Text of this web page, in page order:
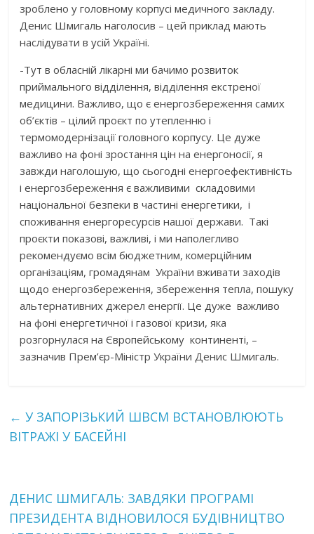
зроблено у головному корпусі медичного закладу.
Денис Шмигаль наголосив – цей приклад мають
наслідувати в усій Україні.
-Тут в обласній лікарні ми бачимо розвиток
приймального відділення, відділення екстреної
медицини. Важливо, що є енергозбереження самих
об’єктів – цілий проєкт по утепленню і
термомодернізації головного корпусу. Це дуже
важливо на фоні зростання цін на енергоносії, я
завжди наголошую, що сьогодні енергоефективність
і енергозбереження є важливими складовими
національної безпеки в частині енергетики, і
споживання енергоресурсів нашої держави. Такі
проєкти показові, важливі, і ми наполегливо
рекомендуємо всім бюджетним, комерційним
організаціям, громадянам України вживати заходів
щодо енергозбереження, збереження тепла, пошуку
альтернативних джерел енергії. Це дуже важливо
на фоні енергетичної і газової кризи, яка
розгорнулася на Європейському континенті, –
зазначив Прем’єр-Міністр України Денис Шмигаль.
← У ЗАПОРІЗЬКИЙ ШВСМ ВСТАНОВЛЮЮТЬ
ВІТРАЖІ У БАСЕЙНІ
ДЕНИС ШМИГАЛЬ: ЗАВДЯКИ ПРОГРАМІ
ПРЕЗИДЕНТА ВІДНОВИЛОСЯ БУДІВНИЦТВО